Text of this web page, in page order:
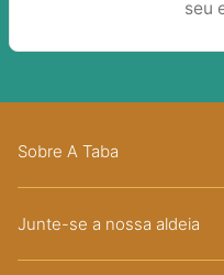
Sobre A Taba
Junte-se a nossa aldeia